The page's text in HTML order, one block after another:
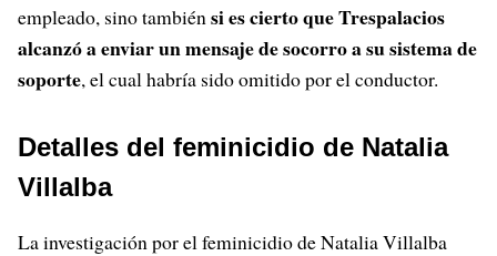
empleado, sino también si es cierto que Trespalacios
alcanzó a enviar un mensaje de socorro a su sistema de
soporte, el cual habría sido omitido por el conductor.
Detalles del feminicidio de Natalia
Villalba
La investigación por el feminicidio de Natalia Villalba